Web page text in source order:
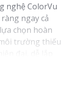
nghệ ColorVu
ngay cả
chọn hoàn
trường thiếu
như văn
Quan Sát
qua hệ thống